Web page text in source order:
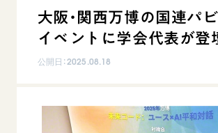
人間革命
日常の活動
「平和の文化」を構築
世界の創価学会
大阪・関西万博の国連パ
イベントに学会代表が登
公開日：2025.08.18